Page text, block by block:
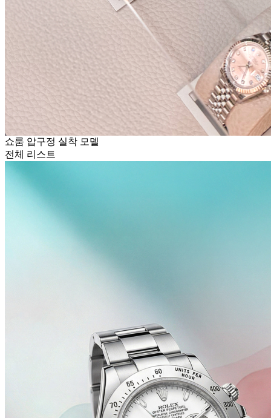
쇼룸 압구정 실착 모델
전체 리스트